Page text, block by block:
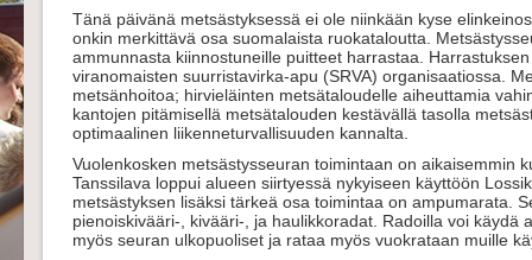
Tänä päivänä metsästyksessä ei ole niinkään kyse
onkin merkittävä osa suomalaista ruokataloutta.
ammunnasta kiinnostuneille puitteet harrastaa.
viranomaisten suurristavirka-apu (SRVA) organisaatiossa.
metsänhoitoa; hirvieläinten metsätaloudelle aiheuttamia
kantojen pitämisellä metsätalouden kestävällä tasolla
optimaalinen liikenneturvallisuuden kannalta.
Vuolenkosken metsästysseuran toimintaan on aikaisemmin
Tanssilava loppui alueen siirtyessä nykyiseen käyttöön
metsästyksen lisäksi tärkeä osa toimintaa on ampumarata.
pienoiskivääri-, kivääri-, ja haulikkoradat. Radoilla voi käydä
myös seuran ulkopuoliset ja rataa myös vuokrataan muille